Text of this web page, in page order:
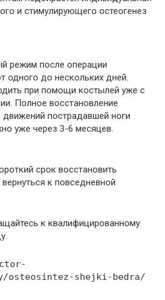
и стимулирующего остеогенез
режим после операции
одного до нескольких дней.
при помощи костылей уже с
Полное восстановление
пострадавшей ноги
уже через 3-6 месяцев.
срок восстановить
к повседневной
к квалифицированному
osteosintez-shejki-bedra/